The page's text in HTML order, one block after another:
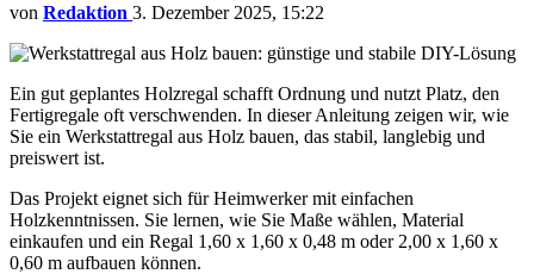
von Redaktion 3. Dezember 2025, 15:22
Ein gut geplantes Holzregal schafft Ordnung und nutzt Platz, den
Fertigregale oft verschwenden. In dieser Anleitung zeigen wir, wie
Sie ein Werkstattregal aus Holz bauen, das stabil, langlebig und
preiswert ist.
Das Projekt eignet sich für Heimwerker mit einfachen
Holzkenntnissen. Sie lernen, wie Sie Maße wählen, Material
einkaufen und ein Regal 1,60 x 1,60 x 0,48 m oder 2,00 x 1,60 x
0,60 m aufbauen können.